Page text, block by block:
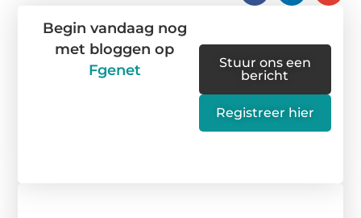
Begin vandaag nog
met bloggen op
Fgenet
Stuur ons een
bericht
Registreer hier